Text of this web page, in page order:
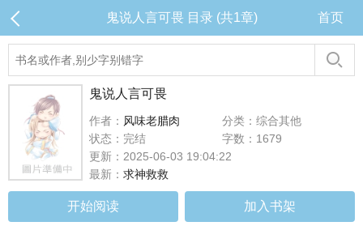
鬼说人言可畏 目录 (共1章) 首页
鬼说人言可畏
作者： 风味老腊肉
分类：综合其他
状态：完结
字数：1679
更新：2025-06-03 19:04:22
最新： 求神救救
开始阅读 加入书架